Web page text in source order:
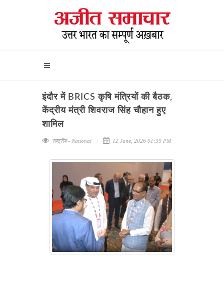
इंदौर में BRICS कृषि मंत्रियों की बैठक,
केंद्रीय मंत्री शिवराज सिंह चौहान हुए
शामिल
राष्ट्रीय - National 12 June, 2026 01:39 PM